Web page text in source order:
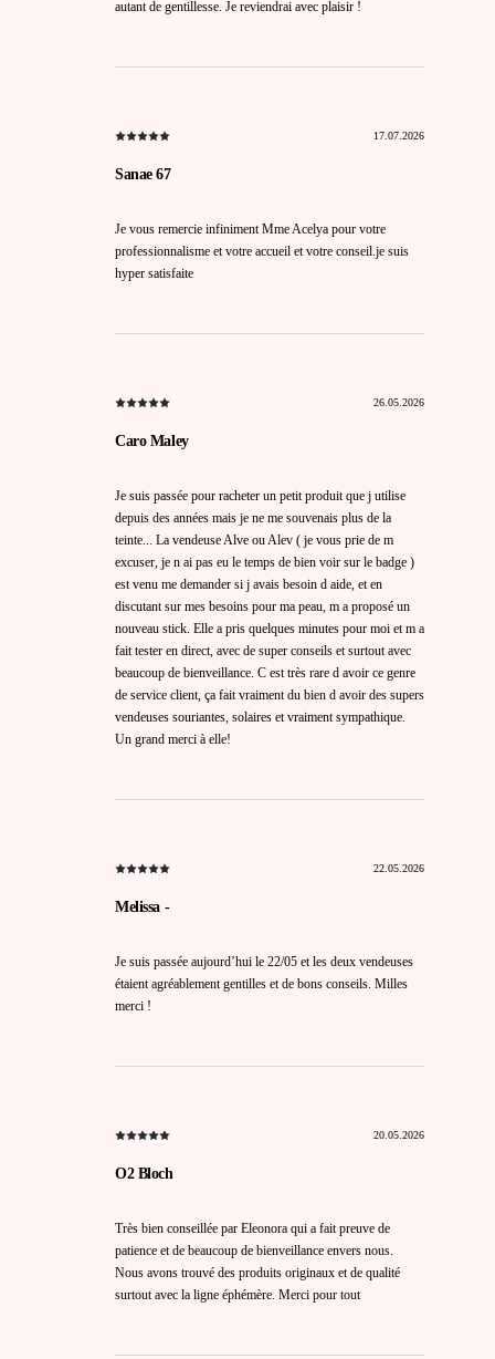
autant de gentillesse. Je reviendrai avec plaisir !
17.07.2026
Sanae 67
Je vous remercie infiniment Mme Acelya pour votre
professionnalisme et votre accueil et votre conseil.je suis
hyper satisfaite
26.05.2026
Caro Maley
Je suis passée pour racheter un petit produit que j utilise
depuis des années mais je ne me souvenais plus de la
teinte... La vendeuse Alve ou Alev ( je vous prie de m
excuser, je n ai pas eu le temps de bien voir sur le badge )
est venu me demander si j avais besoin d aide, et en
discutant sur mes besoins pour ma peau, m a proposé un
nouveau stick. Elle a pris quelques minutes pour moi et m a
fait tester en direct, avec de super conseils et surtout avec
beaucoup de bienveillance. C est très rare d avoir ce genre
de service client, ça fait vraiment du bien d avoir des supers
vendeuses souriantes, solaires et vraiment sympathique.
Un grand merci à elle!
22.05.2026
Melissa -
Je suis passée aujourd’hui le 22/05 et les deux vendeuses
étaient agréablement gentilles et de bons conseils. Milles
merci !
20.05.2026
O2 Bloch
Très bien conseillée par Eleonora qui a fait preuve de
patience et de beaucoup de bienveillance envers nous.
Nous avons trouvé des produits originaux et de qualité
surtout avec la ligne éphémère. Merci pour tout